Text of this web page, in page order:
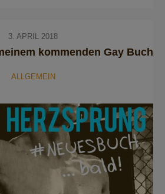
3. APRIL 2018
kommenden Gay Buch
ALLGEMEIN